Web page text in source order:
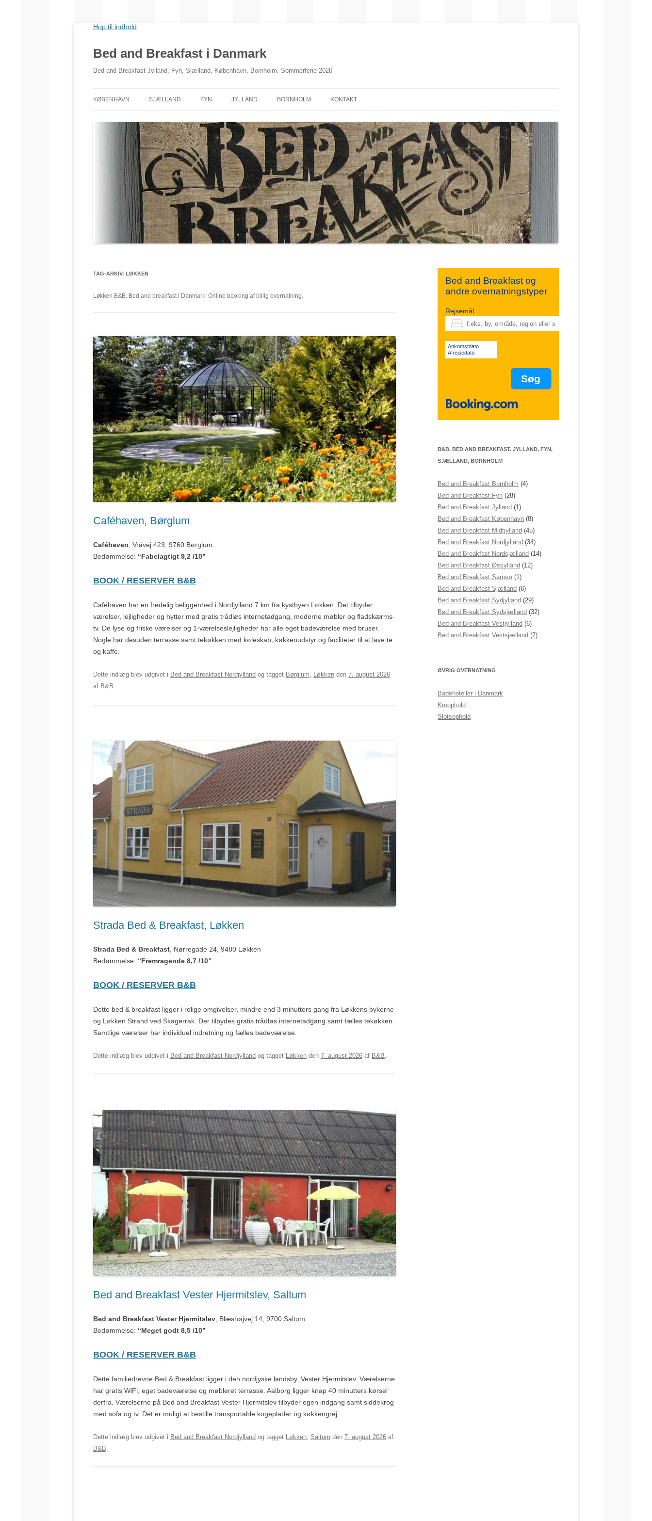
Hop til indhold
Bed and Breakfast i Danmark
Bed and Breakfast Jylland, Fyn, Sjælland, København, Bornholm. Sommerferie 2026
KØBENHAVN SJÆLLAND
VESTSJÆLLAND
SYDSJÆLLAND
FYN JYLLAND
MIDTJYLLAND
ØSTJYLLAND
SØNDERJYLLAND
BORNHOLM KONTAKT
TAG-ARKIV: LØKKEN
Løkken B&B. Bed and breakfast i Danmark. Online booking af billig overnatning.
Caféhaven, Børglum
Caféhaven , Vråvej 423, 9760 Børglum
Bedømmelse: “Fabelagtigt 9,2 /10”
BOOK / RESERVER B&B
Caféhaven har en fredelig beliggenhed i Nordjylland 7 km fra kystbyen Løkken. Det tilbyder
værelser, lejligheder og hytter med gratis trådløs internetadgang, moderne møbler og fladskærms-
tv. De lyse og friske værelser og 1-værelseslejligheder har alle eget badeværelse med bruser.
Nogle har desuden terrasse samt tekøkken med køleskab, køkkenudstyr og faciliteter til at lave te
og kaffe.
Dette indlæg blev udgivet i Bed and Breakfast Nordjylland og tagget Børglum, Løkken den 7. august 2026
af B&B.
Strada Bed & Breakfast, Løkken
Strada Bed & Breakfast , Nørregade 24, 9480 Løkken
Bedømmelse: “Fremragende 8,7 /10”
BOOK / RESERVER B&B
Dette bed & breakfast ligger i rolige omgivelser, mindre end 3 minutters gang fra Løkkens bykerne
og Løkken Strand ved Skagerrak. Der tilbydes gratis trådløs internetadgang samt fælles tekøkken.
Samtlige værelser har individuel indretning og fælles badeværelse.
Dette indlæg blev udgivet i Bed and Breakfast Nordjylland og tagget Løkken den 7. august 2026 af B&B.
Bed and Breakfast Vester Hjermitslev, Saltum
Bed and Breakfast Vester Hjermitslev , Blæshøjvej 14, 9700 Saltum
Bedømmelse: “Meget godt 8,5 /10”
BOOK / RESERVER B&B
Dette familiedrevne Bed & Breakfast ligger i den nordjyske landsby, Vester Hjermitslev. Værelserne
har gratis WiFi, eget badeværelse og møbleret terrasse. Aalborg ligger knap 40 minutters kørsel
derfra. Værelserne på Bed and Breakfast Vester Hjermitslev tilbyder egen indgang samt siddekrog
med sofa og tv. Det er muligt at bestille transportable kogeplader og køkkengrej.
Dette indlæg blev udgivet i Bed and Breakfast Nordjylland og tagget Løkken, Saltum den 7. august 2026 af
B&B.
Bed and Breakfast og
andre overnatningstyper
Rejsemål
Ankomstdato
Afrejsedato
B&B, BED AND BREAKFAST. JYLLAND, FYN,
SJÆLLAND, BORNHOLM
Bed and Breakfast Bornholm (4)
Bed and Breakfast Fyn (28)
Bed and Breakfast Jylland (1)
Bed and Breakfast København (8)
Bed and Breakfast Midtjylland (45)
Bed and Breakfast Nordjylland (34)
Bed and Breakfast Nordsjælland (14)
Bed and Breakfast Østjylland (12)
Bed and Breakfast Samsø (1)
Bed and Breakfast Sjælland (6)
Bed and Breakfast Sydjylland (29)
Bed and Breakfast Sydsjælland (32)
Bed and Breakfast Vestjylland (6)
Bed and Breakfast Vestsjælland (7)
ØVRIG OVERNATNING
Badehoteller i Danmark
Kroophold
Slotsophold